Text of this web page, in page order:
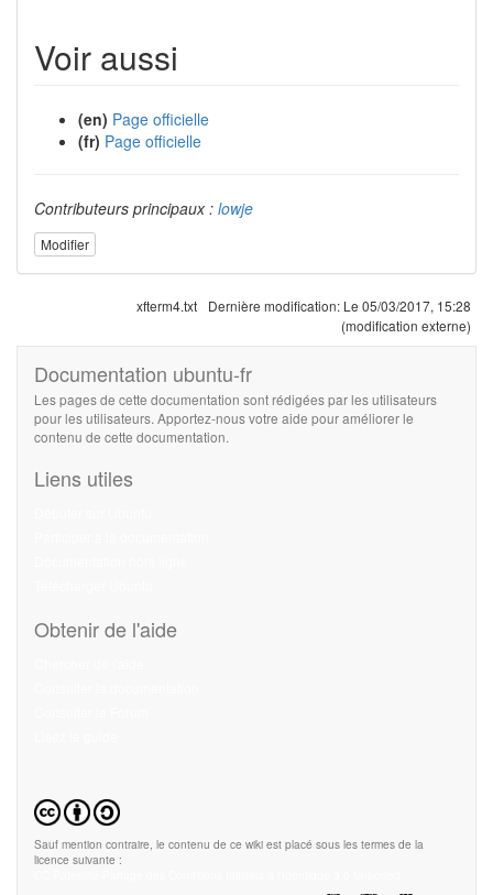
Voir aussi
(en) Page officielle
(fr) Page officielle
Contributeurs principaux : lowje
Modifier
xfterm4.txt Dernière modification: Le 05/03/2017, 15:28
(modification externe)
Documentation ubuntu-fr
Les pages de cette documentation sont rédigées par les utilisateurs
pour les utilisateurs. Apportez-nous votre aide pour améliorer le
contenu de cette documentation.
Liens utiles
Obtenir de l'aide
Sauf mention contraire, le contenu de ce wiki est placé sous les termes de la
licence suivante :